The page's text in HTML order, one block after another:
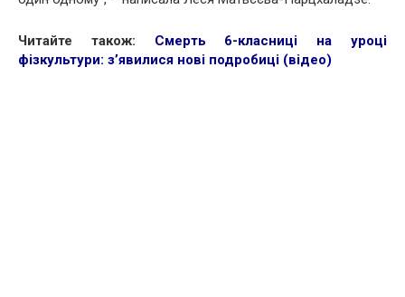
Читайте також: Смерть 6-класниці на уроці
фізкультури: з’явилися нові подробиці (відео)